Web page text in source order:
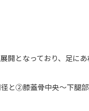
開となっており、足に
と②膝蓋骨中央～下腿